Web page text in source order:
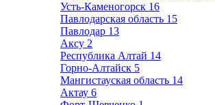
Усть-Каменогорск 16
Павлодарская область 15
Павлодар 13
Аксу 2
Республика Алтай 14
Горно-Алтайск 5
Мангистауская область 14
Актау 6